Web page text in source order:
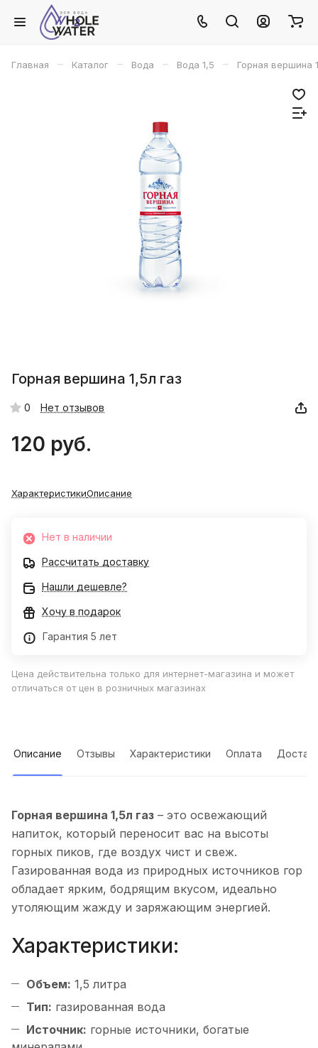
Главная – Каталог – Вода – Вода 1,5 – Горная вершина
Горная вершина 1,5л газ
0 Нет отзывов
120 руб.
ХарактеристикиОписание
Нет в наличии
Рассчитать доставку
Нашли дешевле?
Хочу в подарок
Гарантия 5 лет
Цена действительна только для интернет-магазина и может
отличаться от цен в розничных магазинах
Описание Отзывы Характеристики Оплата
Горная вершина 1,5л газ – это освежающий
напиток, который переносит вас на высоты
горных пиков, где воздух чист и свеж.
Газированная вода из природных источников гор
обладает ярким, бодрящим вкусом, идеально
утоляющим жажду и заряжающим энергией.
Характеристики:
Объем: 1,5 литра
Тип: газированная вода
Источник: горные источники, богатые